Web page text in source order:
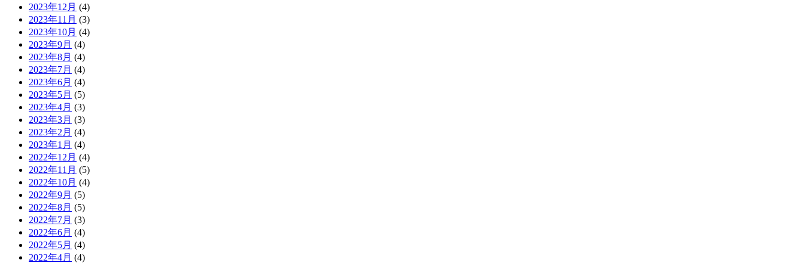
2023年12月 (4)
2023年11月 (3)
2023年10月 (4)
2023年9月 (4)
2023年8月 (4)
2023年7月 (4)
2023年6月 (4)
2023年5月 (5)
2023年4月 (3)
2023年3月 (3)
2023年2月 (4)
2023年1月 (4)
2022年12月 (4)
2022年11月 (5)
2022年10月 (4)
2022年9月 (5)
2022年8月 (5)
2022年7月 (3)
2022年6月 (4)
2022年5月 (4)
2022年4月 (4)